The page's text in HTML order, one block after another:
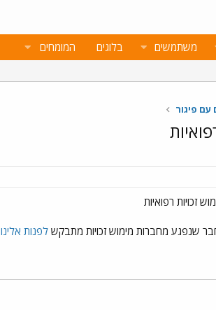
משתמשים בלוגים המומחים
פיגור
זכויות רפואיות
שנפגע מחברות מימוש זכויות מתבקש לפנות אלינו